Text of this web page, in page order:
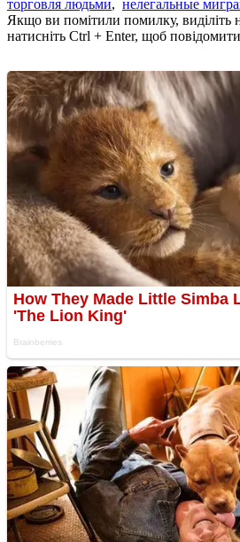
торговля людьми, нелегальные
Якщо ви помітили помилку, виділіть
натисніть Ctrl + Enter, щоб